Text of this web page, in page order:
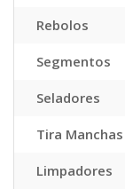
Rebolos
Segmentos
Seladores
Tira Manchas
Limpadores